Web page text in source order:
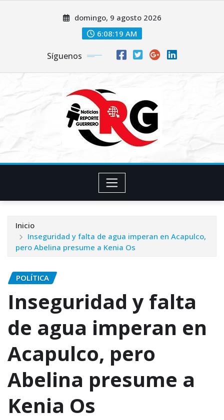
domingo, 9 agosto 2026
6:08:19 AM
Síguenos
Inicio
Inseguridad y falta de agua imperan en Acapulco,
pero Abelina presume a Kenia Os
POLÍTICA
Inseguridad y falta
de agua imperan en
Acapulco, pero
Abelina presume a
Kenia Os